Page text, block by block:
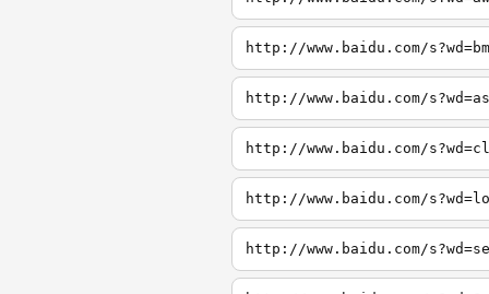
http://www.baidu.com/
http://www.baidu.com/
http://www.baidu.com/
http://www.baidu.com/
http://www.baidu.com/